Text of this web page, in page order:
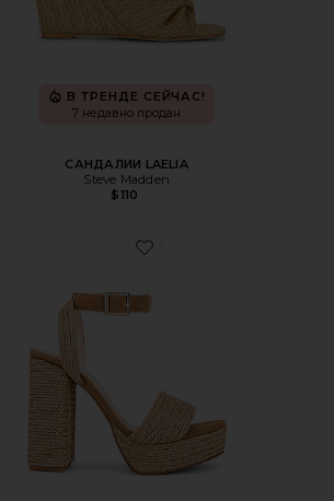
В ТРЕНДЕ СЕЙЧАС!
7 недавно продан
САНДАЛИИ LAELIA
Steve Madden
$110
Favorite БОСОНОЖКИ ARTISAN